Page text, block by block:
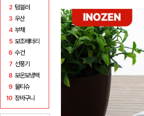
2 텀블러
3 우산
4 부채
5 보조배터리
6 수건
7 선풍기
8 보온보냉백
9 물티슈
10 장바구니